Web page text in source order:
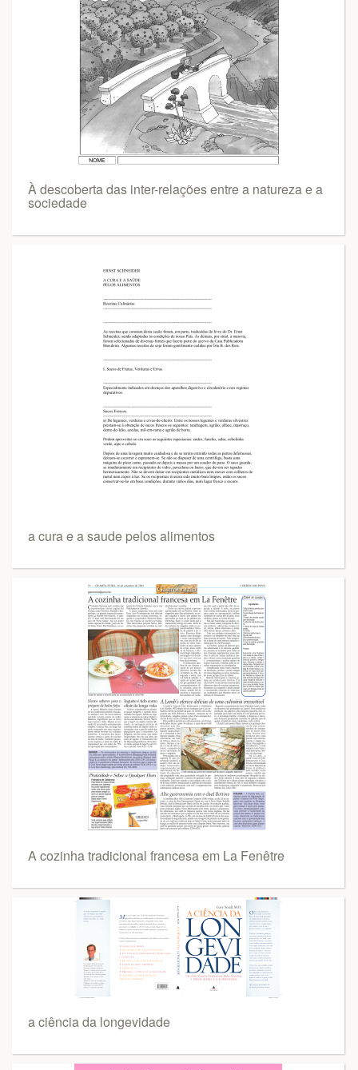
À descoberta das inter-relações entre a natureza e a
sociedade
a cura e a saude pelos alimentos
A cozinha tradicional francesa em La Fenêtre
a ciência da longevidade